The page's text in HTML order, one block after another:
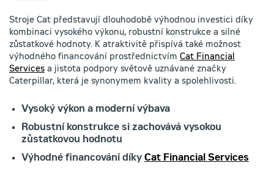
Stroje Cat představují dlouhodobě výhodnou investici díky
kombinaci vysokého výkonu, robustní konstrukce a silné
zůstatkové hodnoty. K atraktivitě přispívá také možnost
výhodného financování prostřednictvím Cat Financial
Services a jistota podpory světově uznávané značky
Caterpillar, která je synonymem kvality a spolehlivosti.
Vysoký výkon a moderní výbava
Robustní konstrukce si zachovává vysokou
zůstatkovou hodnotu
Výhodné financování díky Cat Financial Services